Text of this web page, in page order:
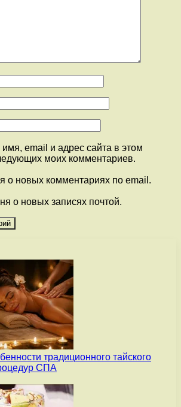
email и адрес сайта в этом
моих комментариев.
о новых комментариях по email.
о новых записях почтой.
традиционного тайского
СПА